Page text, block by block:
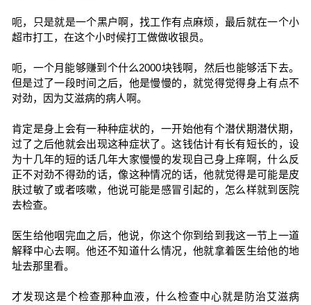
呃，只是就是一个黑户啊，找工作有点麻烦，最后就在一个小
超市打工，在这个小时候打工做做收银员。
呃，一个月能够赚到个什么2000块钱啊，然后也能够活下去。
但是过了一段时间之后，他是慢慢的，就觉得觉得身上有点不
对劲，因为艾滋病的病人啊。
肯定是身上会有一种种症状的，一开始他有个潜伏期潜伏期，
过了之后他就会出现这种症状了。这钱估计有长有短长的，设
为十几年的短的话几年大家慢慢的发现自己身上痒啊，什么反
正不对劲不得劲的话，像这种情况的话，他就觉得是可能是皮
肤过敏了或者咳嗽，他说可能是感冒引起的，怎么样就到医院
去检查。
医生给他咽完血之后，他说，你这个你到给到我这一节上一道
解释中心去啊。他还不知道什么情况，他就拿着医生给他的地
址去那里看。
才发现这是个检查那种血液，什么检查中心就是防治艾滋病